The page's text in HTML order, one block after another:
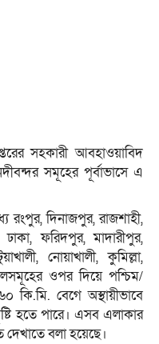
সহকারী আবহাওয়াবিদ
সমূহের পূর্বাভাসে এ
রংপুর, দিনাজপুর, রাজশাহী,
ফরিদপুর, মাদারীপুর,
নোয়াখালী, কুমিল্লা,
ওপর দিয়ে পশ্চিম/
কি.মি. বেগে অস্থায়ীভাবে
হতে পারে। এসব এলাকার
বলা হয়েছে।